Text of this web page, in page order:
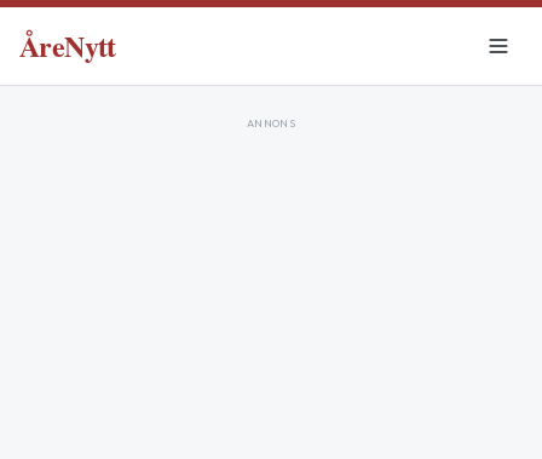
ÅreNytt
ANNONS